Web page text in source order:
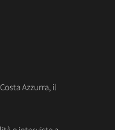
Azzurra, il